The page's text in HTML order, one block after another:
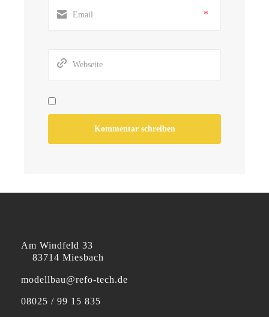
*
Am Windfeld 33
83714 Miesbach
modellbau@refo-tech.de
08025 / 99 15 835